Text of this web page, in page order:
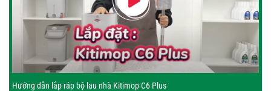
Hướng dẫn lắp ráp bộ lau nhà Kitimop C6 Plus